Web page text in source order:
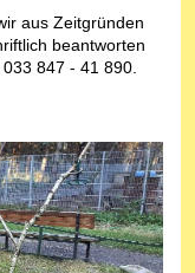
aus Zeitgründen
beantworten
847 - 41 890.